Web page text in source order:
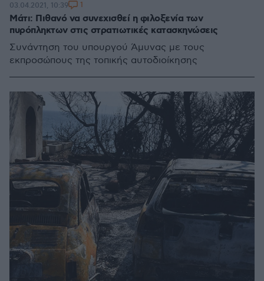
Μάτι: Πιθανό να συνεχισθεί η φιλοξενία των
πυρόπληκτων στις στρατιωτικές κατασκηνώσεις
Συνάντηση του υπουργού Άμυνας με τους
εκπροσώπους της τοπικής αυτοδιοίκησης
03.04.2021, 10:39 1